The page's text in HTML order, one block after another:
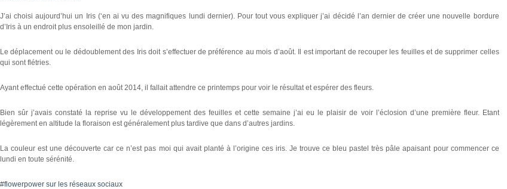
J’ai choisi aujourd’hui un Iris (‘en ai vu des magnifiques lundi dernier). Pour tout vous expliquer j’ai décidé l’an dernier de créer une nouvelle bordure
d’Iris à un endroit plus ensoleillé de mon jardin.
Le déplacement ou le dédoublement des Iris doit s’effectuer de préférence au mois d’août. Il est important de recouper les feuilles et de supprimer celles
qui sont flétries.
Ayant effectué cette opération en août 2014, il fallait attendre ce printemps pour voir le résultat et espérer des fleurs.
Bien sûr j’avais constaté la reprise vu le développement des feuilles et cette semaine j’ai eu le plaisir de voir l’éclosion d’une première fleur. Etant
légèrement en altitude la floraison est généralement plus tardive que dans d’autres jardins.
La couleur est une découverte car ce n’est pas moi qui avait planté à l’origine ces iris. Je trouve ce bleu pastel très pâle apaisant pour commencer ce
lundi en toute sérénité.
#flowerpower sur les réseaux sociaux